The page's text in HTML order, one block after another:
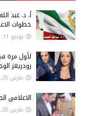
أ‌. د. عبد
خطوات
يونيو 11, 2023
لأول مرة
رودريغز
مارس 25, 2023
الاعلامي
مارس 20, 2023